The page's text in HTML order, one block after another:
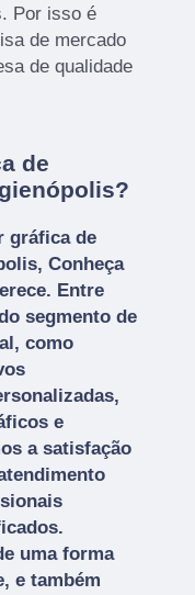
Por isso é
de mercado
de qualidade
de
gráfica de
Conheça
Entre
segmento de
como
e
a satisfação
uma forma
e também